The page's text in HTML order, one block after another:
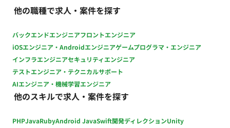
他の職種で求人・案件を探す
バックエンドエンジニアフロントエンジニア
iOSエンジニア・Androidエンジニアゲームプログラマ・エンジニア
インフラエンジニアセキュリティエンジニア
テストエンジニア・テクニカルサポート
AIエンジニア・機械学習エンジニア
他のスキルで求人・案件を探す
PHPJavaRubyAndroid JavaSwift開発ディレクションUnity